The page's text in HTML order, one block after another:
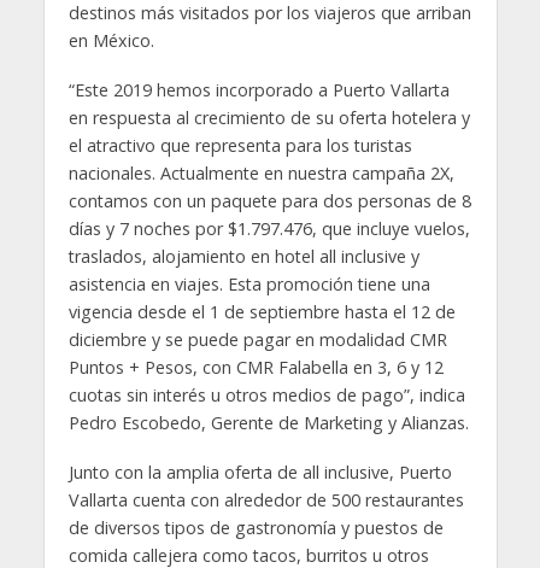
destinos más visitados por los viajeros que arriban
en México.
“Este 2019 hemos incorporado a Puerto Vallarta
en respuesta al crecimiento de su oferta hotelera y
el atractivo que representa para los turistas
nacionales. Actualmente en nuestra campaña 2X,
contamos con un paquete para dos personas de 8
días y 7 noches por $1.797.476, que incluye vuelos,
traslados, alojamiento en hotel all inclusive y
asistencia en viajes. Esta promoción tiene una
vigencia desde el 1 de septiembre hasta el 12 de
diciembre y se puede pagar en modalidad CMR
Puntos + Pesos, con CMR Falabella en 3, 6 y 12
cuotas sin interés u otros medios de pago”, indica
Pedro Escobedo, Gerente de Marketing y Alianzas.
Junto con la amplia oferta de all inclusive, Puerto
Vallarta cuenta con alrededor de 500 restaurantes
de diversos tipos de gastronomía y puestos de
comida callejera como tacos, burritos u otros